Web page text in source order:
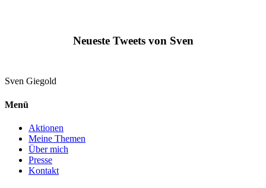
Neueste Tweets von Sven
Sven Giegold
Menü
Aktionen
Meine Themen
Über mich
Presse
Kontakt